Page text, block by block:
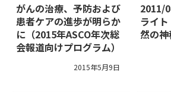
がんの治療、予防および
患者ケアの進歩が明らか
に（2015年ASCO年次総
会報道向けプログラム）
2015年5月9日
2011/
ライ
然の神